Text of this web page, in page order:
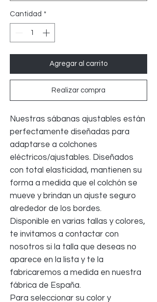
Cantidad *
Agregar al carrito
Realizar compra
Nuestras sábanas ajustables están
perfectamente diseñadas para
adaptarse a colchones
eléctricos/ajustables. Diseñados
con total elasticidad, mantienen su
forma a medida que el colchón se
mueve y brindan un ajuste seguro
alrededor de los bordes.
Disponible en varias tallas y colores,
te invitamos a contactar con
nosotros si la talla que deseas no
aparece en la lista y te la
fabricaremos a medida en nuestra
fábrica de España.
Para seleccionar su color y